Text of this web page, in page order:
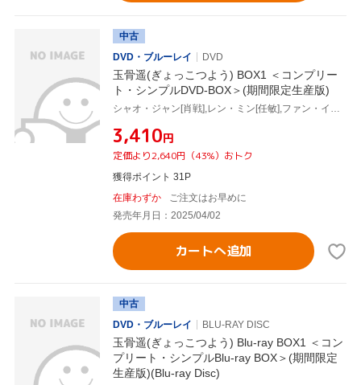
中古
DVD・ブルーレイ
DVD
玉骨遥(ぎょっこつよう) BOX1 ＜コンプリー
ト・シンプルDVD-BOX＞(期間限定生産版)
シャオ・ジャン[肖戦],レン・ミン[任敏],ファン・イールン[方逸倫],ワン・チューラン[王楚然],ワン・ズーチー[王子奇]
¥3,410円
定価より2,640円（43%）おトク
獲得ポイント 31P
在庫わずか
ご注文はお早めに
発売年月日：2025/04/02
カートへ追加
中古
DVD・ブルーレイ
BLU-RAY DISC
玉骨遥(ぎょっこつよう) Blu-ray BOX1 ＜コン
プリート・シンプルBlu-ray BOX＞(期間限定
生産版)(Blu-ray Disc)